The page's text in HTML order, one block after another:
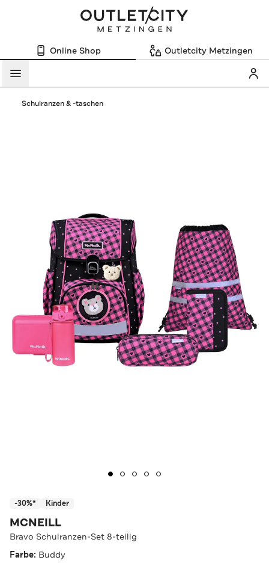
Online Shop Outletcity Metzingen
Menü
Schulranzen & -taschen
-30%* Kinder
MCNEILL
Bravo Schulranzen-Set 8-teilig
Farbe: Buddy